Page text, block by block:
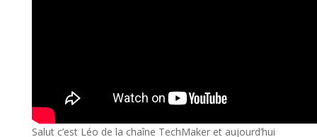
Salut c’est Léo de la chaîne TechMaker et aujourd’hui